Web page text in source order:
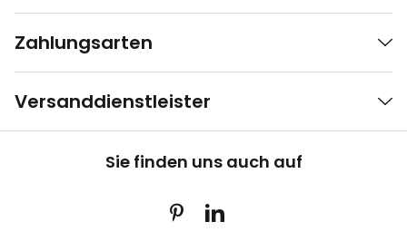
Zahlungsarten
Versanddienstleister
Sie finden uns auch auf